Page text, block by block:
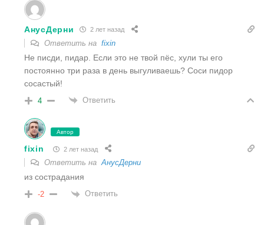
АнусДерни 2 лет назад
Ответить на fixin
Не писди, пидар. Если это не твой пёс, хули ты его
постоянно три раза в день выгуливаешь? Соси пидор
сосастый!
4 Ответить
Автор
fixin 2 лет назад
Ответить наАнусДерни
из сострадания
-2 Ответить